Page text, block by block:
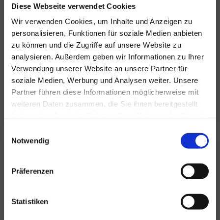
Diese Webseite verwendet Cookies
Wir verwenden Cookies, um Inhalte und Anzeigen zu
personalisieren, Funktionen für soziale Medien anbieten
zu können und die Zugriffe auf unsere Website zu
analysieren. Außerdem geben wir Informationen zu Ihrer
Verwendung unserer Website an unsere Partner für
soziale Medien, Werbung und Analysen weiter. Unsere
Partner führen diese Informationen möglicherweise mit
weiteren Daten zusammen, die Sie ihnen bereitgestellt
Notwendig
Präferenzen
Statistiken
Für alle Ihre Veranstaltungen
und Feste
Hansen Events ist Ihr Partner für
Veranstaltungen von groß bis klein.
Lesen Sie mehr